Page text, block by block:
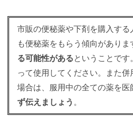
市販の便秘薬や下剤を購入する
も便秘薬をもらう傾向がありま
る可能性があるということです
って使用してください。また併
場合は、服用中の全ての薬を医
ず伝えましょう 。